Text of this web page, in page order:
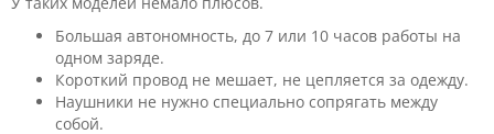
Большая автономность, до 7 или 10 часов работы на
одном заряде.
Короткий провод не мешает, не цепляется за одежду.
Наушники не нужно специально сопрягать между
собой.